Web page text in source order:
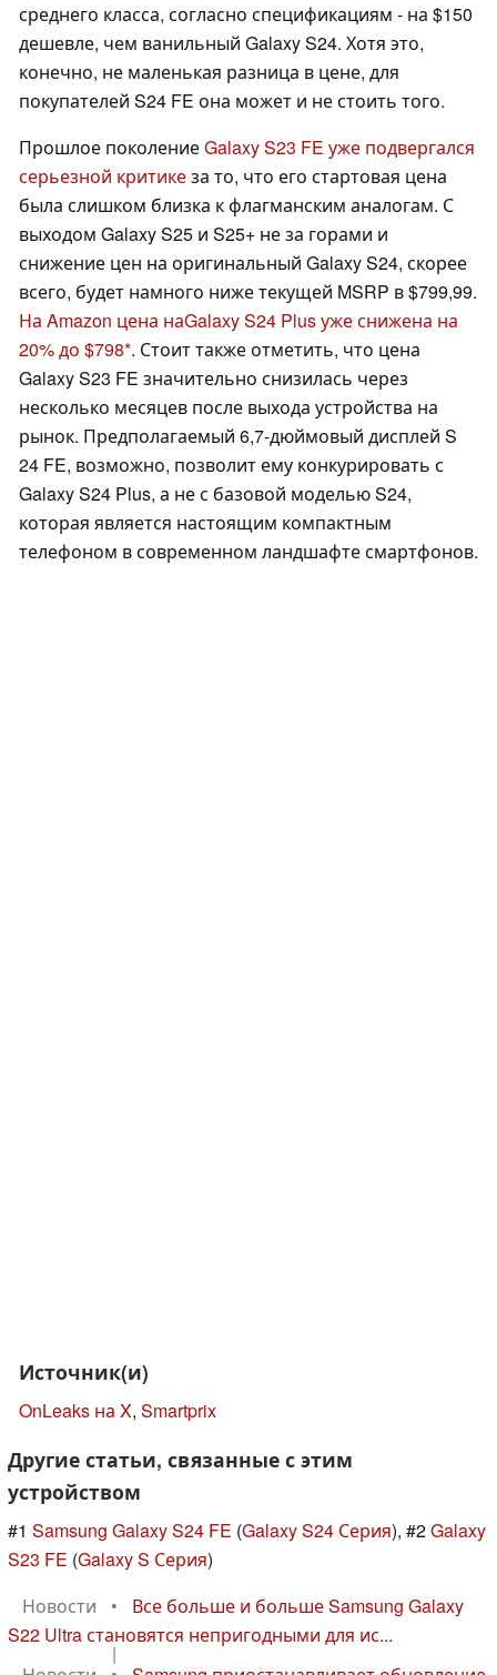
среднего класса, согласно спецификациям - на $150
дешевле, чем ванильный Galaxy S24. Хотя это,
конечно, не маленькая разница в цене, для
покупателей S24 FE она может и не стоить того.
Прошлое поколениеGalaxy S23 FE уже подвергался
серьезной критикеза то, что его стартовая цена
была слишком близка к флагманским аналогам. С
выходом Galaxy S25 и S25+ не за горами и
снижение цен на оригинальный Galaxy S24, скорее
всего, будет намного ниже текущей MSRP в $799,99.
На Amazon цена наGalaxy S24 Plus уже снижена на
20% до $798 . Стоит также отметить, что цена
Galaxy S23 FE значительно снизилась через
несколько месяцев после выхода устройства на
рынок. Предполагаемый 6,7-дюймовый дисплей S
24 FE, возможно, позволит ему конкурировать с
Galaxy S24 Plus, а не с базовой моделью S24,
которая является настоящим компактным
телефоном в современном ландшафте смартфонов.
Источник(и)
OnLeaks на X, Smartprix
Другие статьи, связанные с этим
устройством
#1 Samsung Galaxy S24 FE (Galaxy S24 Серия), #2Galaxy
S23 FE (Galaxy S Серия)
Новости
•
Все больше и больше Samsung Galaxy
S22 Ultra становятся непригодными для ис...
|